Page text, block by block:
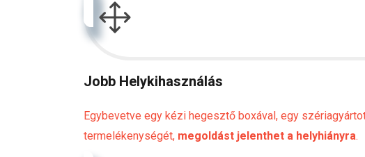
Jobb Helykihasználás
Egybevetve egy kézi hegesztő boxával, egy
termelékenységét, megoldást jelenthet a helyhiányra.